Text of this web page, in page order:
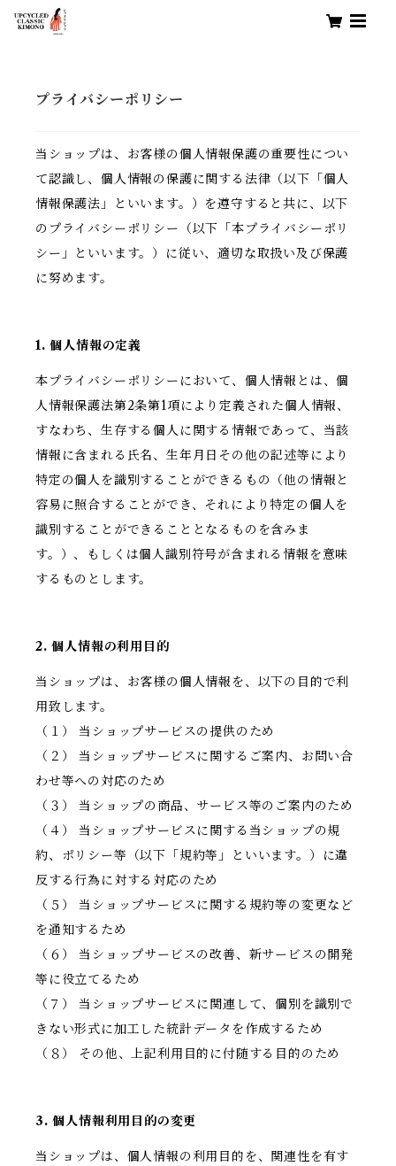
プライバシーポリシー
当ショップは、お客様の個人情報保護の重要性につい
て認識し、個人情報の保護に関する法律（以下「個人
情報保護法」といいます。）を遵守すると共に、以下
のプライバシーポリシー（以下「本プライバシーポリ
シー」といいます。）に従い、適切な取扱い及び保護
に努めます。
1. 個人情報の定義
本プライバシーポリシーにおいて、個人情報とは、個
人情報保護法第2条第1項により定義された個人情報、
すなわち、生存する個人に関する情報であって、当該
情報に含まれる氏名、生年月日その他の記述等により
特定の個人を識別することができるもの（他の情報と
容易に照合することができ、それにより特定の個人を
識別することができることとなるものを含みま
す。）、もしくは個人識別符号が含まれる情報を意味
するものとします。
2. 個人情報の利用目的
当ショップは、お客様の個人情報を、以下の目的で利
用致します。
（１） 当ショップサービスの提供のため
（２） 当ショップサービスに関するご案内、お問い合
わせ等への対応のため
（３） 当ショップの商品、サービス等のご案内のため
（４） 当ショップサービスに関する当ショップの規
約、ポリシー等（以下「規約等」といいます。）に違
反する行為に対する対応のため
（５） 当ショップサービスに関する規約等の変更など
を通知するため
（６） 当ショップサービスの改善、新サービスの開発
等に役立てるため
（７） 当ショップサービスに関連して、個別を識別で
きない形式に加工した統計データを作成するため
（８） その他、上記利用目的に付随する目的のため
3. 個人情報利用目的の変更
当ショップは、個人情報の利用目的を、関連性を有す